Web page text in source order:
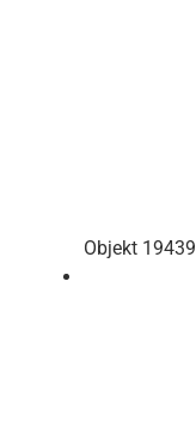
Objekt 19439